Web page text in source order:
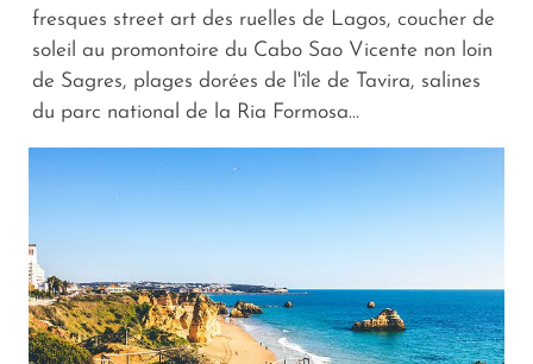
fresques street art des ruelles de Lagos, coucher de
soleil au promontoire du Cabo Sao Vicente non loin
de Sagres, plages dorées de l'île de Tavira, salines
du parc national de la Ria Formosa...